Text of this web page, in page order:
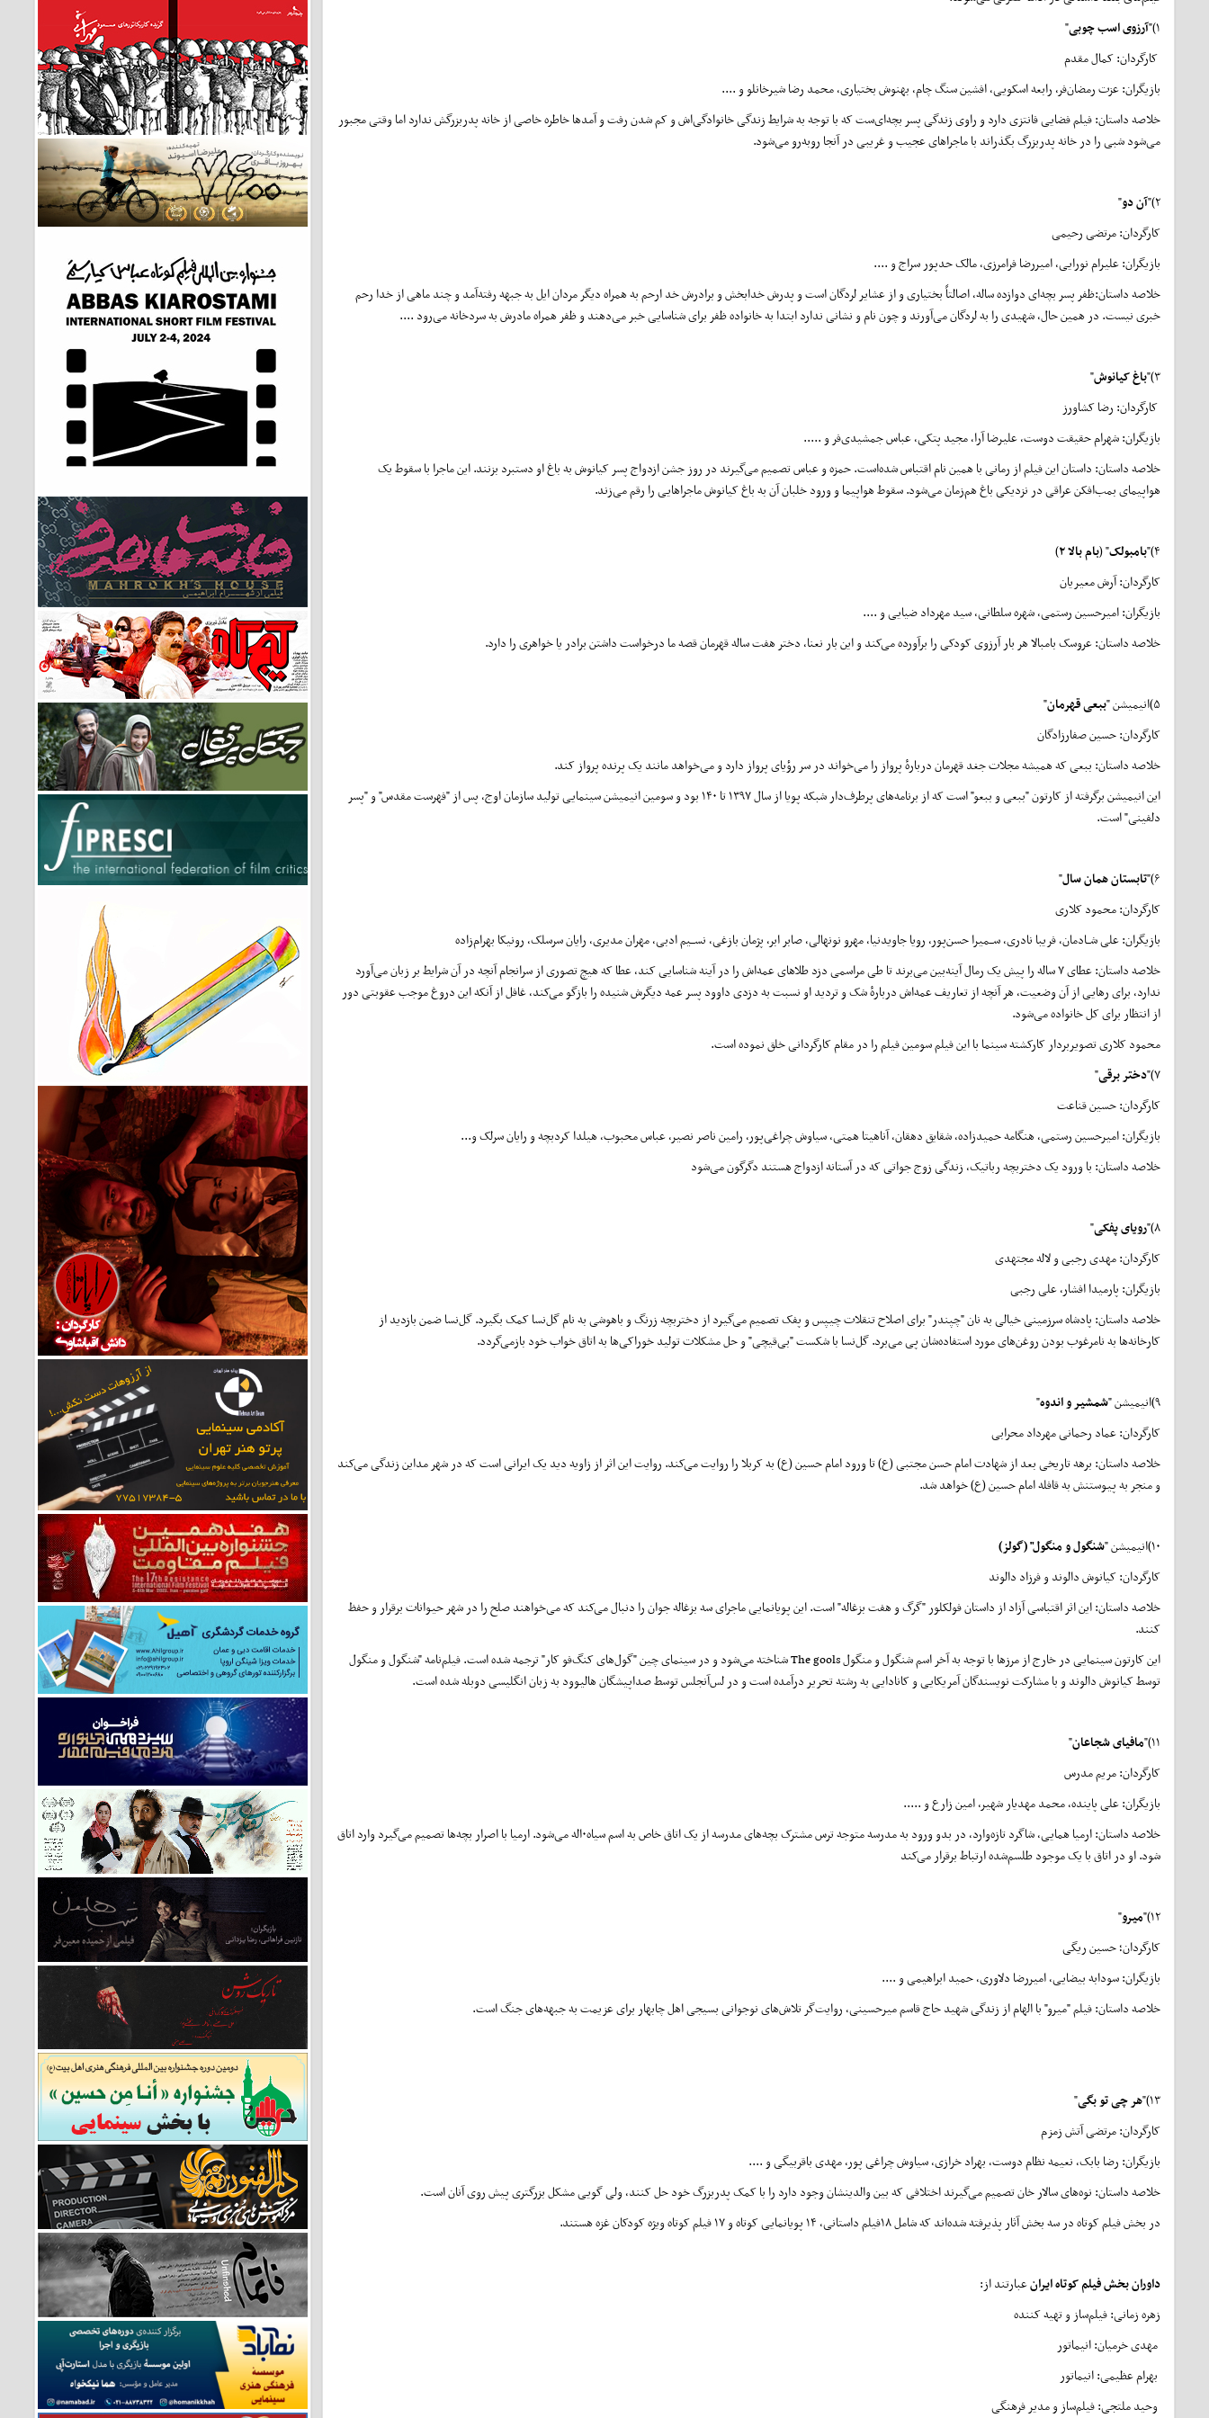
۱)" آرزوی اسب چوبی"
کارگردان: کمال مقدم
بازیگران: عزت رمضان‌فر، رابعه اسکویی، افشین سنگ چام، بهنوش بختیاری، محمد رضا شیرخانلو و ....
خلاصه داستان: فیلم فضایی فانتزی دارد و راوی زندگی پسر بچه‌ای‌ست که با توجه به شرایط زندگی خانوادگی‌اش و کم شدن رفت و آمدها خاطره خاصی از خانه پدربزرگش ندارد اما وقتی مجبور
می‌شود شبی را در خانه پدربزرگ بگذراند با ماجراهای عجیب و غریبی در آنجا روبه‌رو می‌شود.
۲)" آن دو"
کارگردان: مرتضی رحیمی
بازیگران: علیرام نورایی، امیررضا فرامرزی، مالک حدپور سراج و ....
خلاصه داستان:ظفر پسر بچه‌ای دوازده ساله، اصالتاً بختیاری و از عشایر لردگان است و پدرش خدابخش و برادرش خد ارحم به همراه دیگر مردان ایل به جبهه رفته‌آمد و چند ماهی از خدا رحم
خبری نیست. در همین حال، شهیدی را به لردگان می‌آورند و چون نام و نشانی ندارد ابتدا به خانواده ظفر برای شناسایی خبر می‌دهند و ظفر همراه مادرش به سردخانه می‌رود ....
۳)" باغ کیانوش"
کارگردان: رضا کشاورز
بازیگران: شهرام حقیقت دوست، علیرضا آرا، مجید پتکی، عباس جمشیدی‌فر و .....
خلاصه داستان: داستان این فیلم از رمانی با همین نام اقتباس شده‌است. حمزه و عباس تصمیم می‌گیرند در روز جشن ازدواج پسر کیانوش به باغ او دستبرد بزنند. این ماجرا با سقوط یک
هواپیمای بمب‌افکن عراقی در نزدیکی باغ هم‌زمان می‌شود. سقوط هواپیما و ورود خلبان آن به باغ کیانوش ماجراهایی را رقم می‌زند.
۴)" بامبولک" (بام‌ بالا ۲ )
کارگردان: آرش معیریان
بازیگران: امیرحسین رستمی، شهره سلطانی، سید مهرداد ضیایی و ....
خلاصه داستان: عروسک بامبالا هر بار آرزوی کودکی را برآورده می‌کند و این بار نعنا، دختر هفت ساله قهرمان قصه ما درخواست داشتن برادر یا خواهری را دارد.
۵)انیمیشن " ببعی قهرمان"
کارگردان: حسین صفارزادگان
خلاصه داستان: ببعی که همیشه مجلات جغد قهرمان دربارهٔ پرواز را می‌خواند در سر رؤیای پرواز دارد و می‌خواهد مانند یک پرنده پرواز کند.
این انیمیشن برگرفته از کارتون "ببعی و ببعو" است که از برنامه‌های پرطرف‌دار شبکه پویا از سال ۱۳۹۷ تا ۱۴۰ بود و سومین انیمیشن سینمایی تولید سازمان اوج، پس از "فهرست مقدس" و "پسر
دلفینی" است.
۶)" تابستان همان سال"
کارگردان: محمود کلاری
بازیگران: علی شــادمان، فریبا نادری، ســمیرا حسن‌پور، رویا جاویدنیا، مهرو نونهالی، صابر ابر، پژمان بازغی، نســیم ادبی، مهران مدیری، رایان سرسلک، رونیکا بهرام‌زاده
خلاصه داستان: عطای ۷ ساله را پیش یک رمال آینه‌بین می‌برند تا طی مراسمی دزد طلاهای عمه‌اش را در آینه شناسایی کند، عطا که هیچ تصوری از سرانجام آنچه در آن شرایط بر زبان می‌آورد
ندارد، برای رهایی از آن وضعیت، هر آنچه از تعاریف عمه‌اش دربارهٔ شک و تردید او نسبت به دزدی داوود پسر عمه دیگرش شنیده را بازگو می‌کند، غافل از آنکه این دروغ موجب عقوبتی دور
از انتظار برای کل خانواده می‌شود.
محمود کلاری تصویربردار کارکشته سینما با این فیلم سومین فیلم را در مقام کارگردانی خلق نموده است.
۷)" دختر برقی"
کارگردان: حسین قناعت
بازیگران: امیرحسین رستمی، هنگامه حمیدزاده، شقایق دهقان، آناهیتا همتی، سیاوش چراغی‌پور، رامین ناصر نصیر، عباس محبوب، هیلدا کردبچه و رایان سرلک و...
خلاصه داستان: با ورود یک دختربچه رباتیک، زندگی زوج جواتی که در آستانه ازدواج هستند دگرگون می‌شود
۸)" رویای پفکی"
کارگردان: مهدی رجبی و لاله مجتهدی
بازیگران: پارمیدا افشار، علی رجبی
خلاصه داستان: پادشاه سرزمینی خیالی به نان "چپندر" برای اصلاح تنقلات چیپس و پفک تصمیم می‌گیرد از دختربچه‌ زرنگ و باهوشی به نام گل‌نسا کمک بگیرد. گل‌نسا ضمن بازدید از
کارخانه‌ها به نامرغوب بودن روغن‌های مورد استفاده‌شان پی می‌برد. گل‌نسا با شکست "بی‌قیچی" و حل مشکلات تولید خوراکی‌ها به اتاق خواب خود بازمی‌گردد.
۹)انیمیشن " شمشیر و اندوه"
کارگردان: عماد رحمانی مهرداد محرابی
خلاصه داستان: برهه تاریخی بعد از شهادت امام حسن مجتبی (ع) تا ورود امام حسین (ع) به کربلا را روایت می‌کند. روایت این اثر از زاویه دید یک ایرانی است که در شهر مداین زندگی می‌کند
و منجر به پیوستنش به قافله امام حسین (ع) خواهد شد.
۱۰)انیمیشن "
شنگول و منگول" (گولز)
کارگردان: کیانوش دالوند و فرزاد دالوند
خلاصه داستان: این اثر اقتباسی آزاد از داستان فولکلور "گرگ و هفت بزغاله" است. این پویانمایی ماجرای سه بزغاله جوان را دنبال می‌کند که می‌خواهند صلح را در شهر حیوانات برقرار و حفظ
کنند.
این کارتون سینمایی در خارج از مرزها با توجه به آخر اسم شنگول و منگول The gools شناخته می‌شود و در سینمای چین "گول‌های کنگ‌فو کار" ترجمه شده است. فیلم‌‌نامه "شنگول و منگول
توسط کیانوش دالوند و با مشارکت نویسندگان آمریکایی و کانادایی به رشته تحریر درآمده است و در لس‌آنجلس توسط صداپیشگان هالیوود به زبان انگلیسی دوبله شده است.
۱۱)" مافیای شجاعان"
کارگردان: مریم مدرس
بازیگران: علی پاینده، محمد مهدیار شهیر، امین زارع و .....
خلاصه داستان: ارمیا همایی، شاگرد تازه‌وارد، در بدو ورود به مدرسه متوجه ترس مشترک بچه‌های مدرسه از یک اتاق خاص به اسم سیاه‌۰اله می‌شود. ارمیا با اصرار بچه‌ها تصمیم می‌گیرد وارد اتاق
شود. او در اتاق با یک موجود طلسم‌شده ارتباط برقرار می‌کند
۱۲)" میرو"
کارگردان؛ حسین ریگی
بازیگران: سودابه بیضایی، امیررضا دلاوری، حمید ابراهیمی و ....
خلاصه داستان: فیلم "میرو" با الهام از زندگی شهید حاج قاسم میرحسینی، روایت‌گر تلاش‌های نوجوانی بسیجی اهل چابهار برای عزیمت به جبهه‌های جنگ ا‌ست.
۱۳)" هر چی تو بگی"
کارگردان: مرتضی آتش زمزم
بازیگران: رضا بابک، نعیمه نظام دوست، بهراد خرازی، سیاوش چراغی پور، مهدی باقربیگی و ....
خلاصه داستان: نوه‌های سالار خان تصمیم می‌گیرند اختلافی که بین والدینشان وجود دارد را با کمک پدربزرگ خود حل کنند، ولی گویی مشکل بزرگتری پیش روی آنان است.
در بخش فیلم کوتاه در سه بخش آثار پذیرفته شده‌اند که شامل ۱۸فیلم داستانی، ۱۴ پویانمایی کوتاه و ۱۷ فیلم کوتاه ویژه کودکان غزه هستند.
داوران بخش فیلم‌ کوتاه ایرانعبارتند از:
زهره زمانی: فیلم‌ساز و تهیه کننده
مهدی خرمیان: انیماتور
بهرام عظیمی: انیماتور
وحید ملتجی: فیلم‌ساز و مدیر فرهنگی